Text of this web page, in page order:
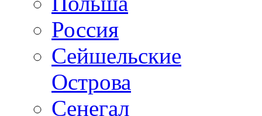
Россия
Сейшельские
Острова
Сенегал